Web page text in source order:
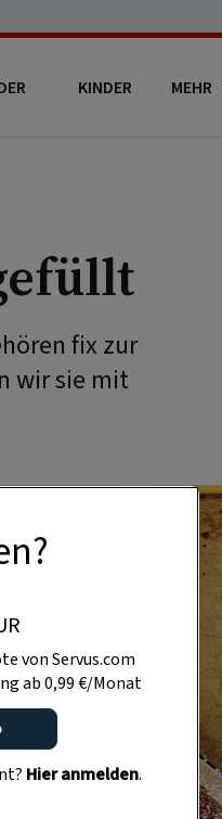
KINDER MEHR
fix zur
wir sie mit
von Servus.com
ab 0,99 €/Monat
Hier anmelden.